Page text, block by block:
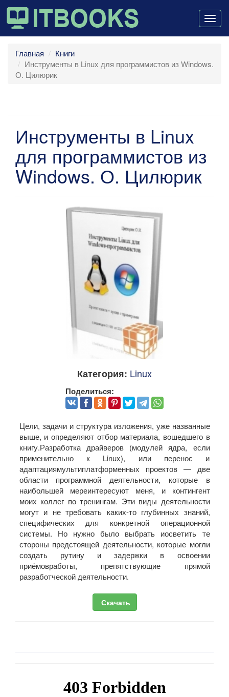
Главная
Книги
Инструменты в Linux для программистов из Windows.
О. Цилюрик
Инструменты в Linux
для программистов из
Windows. О. Цилюрик
Категория: Linux
Поделиться:
Цели, задачи и структура изложения, уже названные
выше, и определяют отбор материала, вошедшего в
книгу.Разработка драйверов (модулей ядра, если
применительно к Linux), или перенос и
адаптациямультиплатформенных проектов — две
области программной деятельности, которые в
наибольшей мереинтересуют меня, и контингент
моих коллег по тренингам. Эти виды деятельности
могут и не требовать каких-то глубинных знаний,
специфических для конкретной операционной
системы. Но нужно было выбрать иосветить те
стороны предстоящей деятельности, которые могли
создать рутину и задержки в освоении
приёмовработы, препятствующие прямой
разработческой деятельности.
Скачать